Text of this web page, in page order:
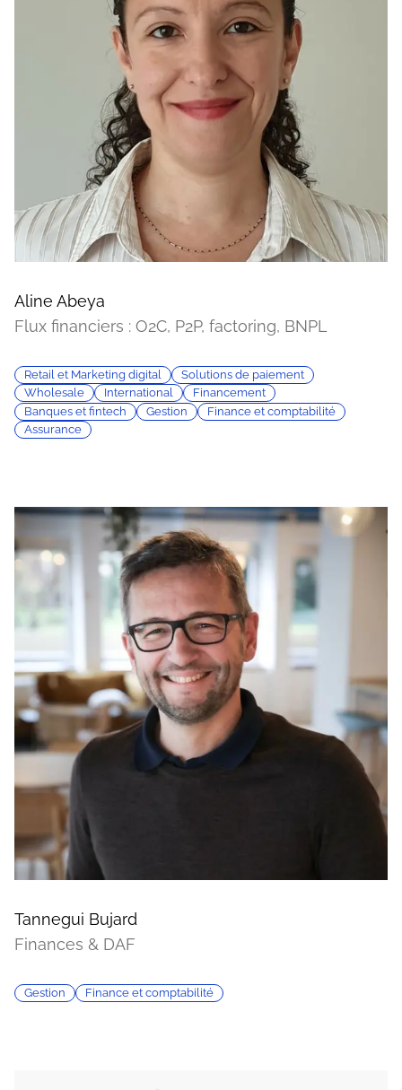
Aline Abeya
Flux financiers : O2C, P2P, factoring, BNPL
Retail et Marketing digital
Solutions de paiement
Wholesale
International
Financement
Banques et fintech
Gestion
Finance et comptabilité
Assurance
Tannegui Bujard
Finances & DAF
Gestion Finance et comptabilité